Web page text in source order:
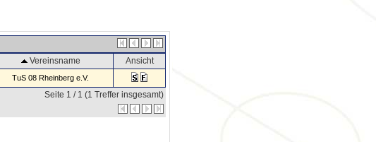
Vereinsname Ansicht
TuS 08 Rheinberg e.V.
Seite 1 / 1 (1 Treffer insgesamt)